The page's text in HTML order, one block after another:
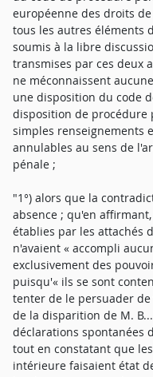
européenne des droits
tous les autres éléments
soumis à la libre
transmises par ces deux
ne méconnaissent
une disposition du code
disposition de procédure
simples renseignements
annulables au sens de
pénale ;
"1°) alors que la
absence ; qu'en
établies par les attachés
n'avaient « accompli
exclusivement des
puisqu'« ils se sont
tenter de le persuader
de la disparition de M.
déclarations spontanées
tout en constatant que
intérieure faisaient état